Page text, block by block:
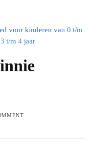
voor kinderen van 0 t/m
t/m 4 jaar